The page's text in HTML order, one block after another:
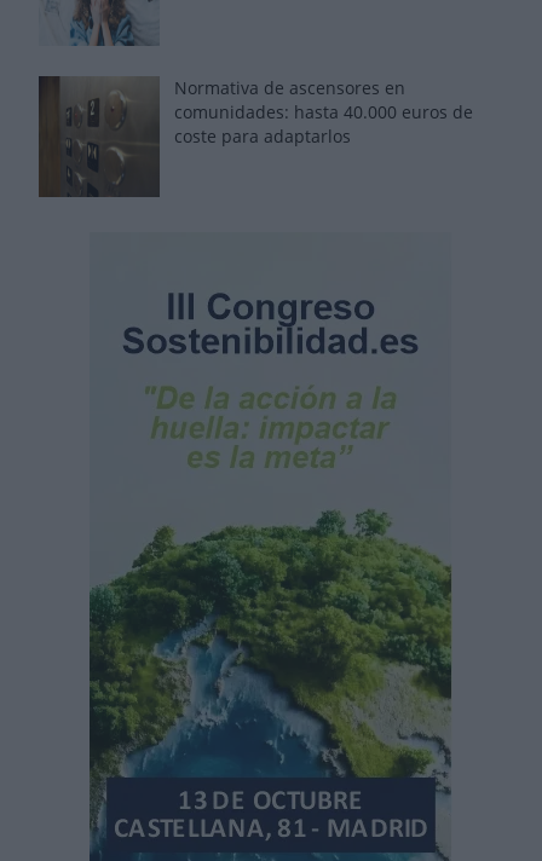
Normativa de ascensores en
comunidades: hasta 40.000 euros de
coste para adaptarlos